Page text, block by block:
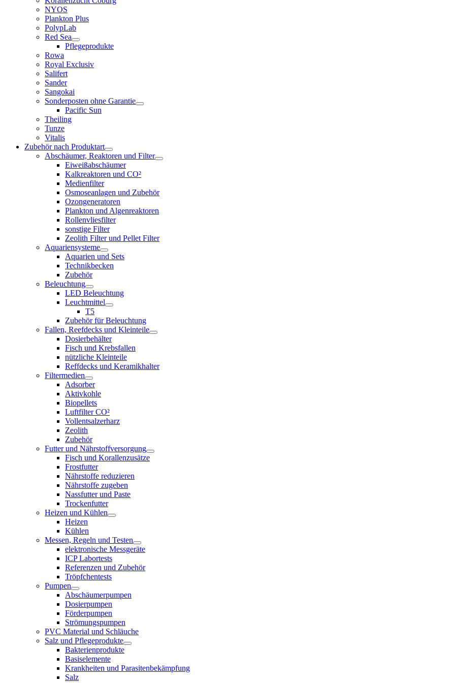
NYOS
Plankton Plus
PolypLab
Red Sea
Pflegeprodukte
Rowa
Royal Exclusiv
Salifert
Sander
Sangokai
Sonderposten ohne Garantie
Pacific Sun
Theiling
Tunze
Vitalis
Zubehör nach Produktart
Abschäumer, Reaktoren und Filter
Eiweißabschäumer
Kalkreaktoren und CO²
Medienfilter
Osmoseanlagen und Zubehör
Ozongeneratoren
Plankton und Algenreaktoren
Rollenvliesfilter
sonstige Filter
Zeolith Filter und Pellet Filter
Aquariensysteme
Aquarien und Sets
Technikbecken
Zubehör
Beleuchtung
LED Beleuchtung
Leuchtmittel
T5
Zubehör für Beleuchtung
Fallen, Reefdecks und Kleinteile
Dosierbehälter
Fisch und Krebsfallen
nützliche Kleinteile
Reffdecks und Keramikhalter
Filtermedien
Adsorber
Aktivkohle
Biopellets
Luftfilter CO²
Vollentsalzerharz
Zeolith
Zubehör
Futter und Nährstoffversorgung
Fisch und Korallenzusätze
Frostfutter
Nährstoffe reduzieren
Nährstoffe zugeben
Nassfutter und Paste
Trockenfutter
Heizen und Kühlen
Heizen
Kühlen
Messen, Regeln und Testen
elektronische Messgeräte
ICP Labortests
Referenzen und Zubehör
Tröpfchentests
Pumpen
Abschäumerpumpen
Dosierpumpen
Förderpumpen
Strömungspumpen
PVC Material und Schläuche
Salz und Pflegeprodukte
Bakterienprodukte
Basiselemente
Krankheiten und Parasitenbekämpfung
Salz